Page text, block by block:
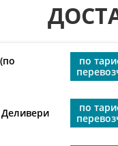
по
Деливери
по